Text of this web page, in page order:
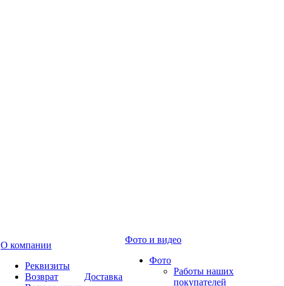
О компании
Реквизиты
Возврат
Доставка
Фото и видео
Фото
Работы наших
покупателей